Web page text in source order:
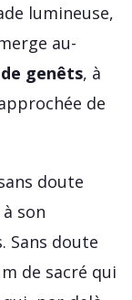
lumineuse,
au-
genêts, à
de
doute
son
Sans doute
de sacré qui